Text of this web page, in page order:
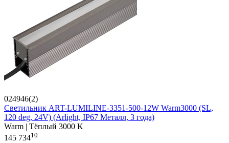
024946(2)
Светильник ART-LUMILINE-3351-500-12W Warm3000 (SL,
120 deg, 24V) (Arlight, IP67 Металл, 3 года)
Warm | Тёплый 3000 K
145 73410